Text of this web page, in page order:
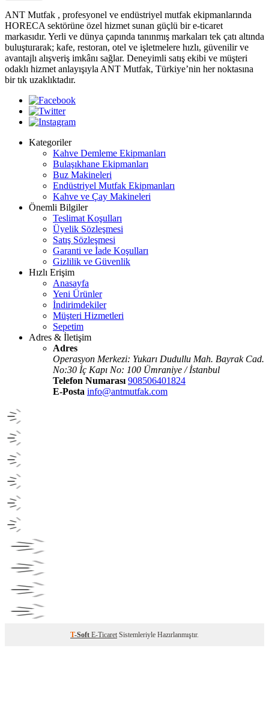
ANT Mutfak , profesyonel ve endüstriyel mutfak ekipmanlarında
HORECA sektörüne özel hizmet sunan güçlü bir e-ticaret
markasıdır. Yerli ve dünya çapında tanınmış markaları tek çatı altında
buluşturarak; kafe, restoran, otel ve işletmelere hızlı, güvenilir ve
avantajlı alışveriş imkânı sağlar. Deneyimli satış ekibi ve müşteri
odaklı hizmet anlayışıyla ANT Mutfak, Türkiye’nin her noktasına
bir tık uzaklıktadır.
Kategoriler
Kahve Demleme Ekipmanları
Bulaşıkhane Ekipmanları
Buz Makineleri
Endüstriyel Mutfak Ekipmanları
Kahve ve Çay Makineleri
Önemli Bilgiler
Teslimat Koşulları
Üyelik Sözleşmesi
Satış Sözleşmesi
Garanti ve İade Koşulları
Gizlilik ve Güvenlik
Hızlı Erişim
Anasayfa
Yeni Ürünler
İndirimdekiler
Müşteri Hizmetleri
Sepetim
Adres & İletişim
Adres
Operasyon Merkezi: Yukarı Dudullu Mah. Bayrak Cad.
No:30 İç Kapı No: 100 Ümraniye / İstanbul
Telefon Numarası 908506401824
E-Posta info@antmutfak.com
T-Soft E-Ticaret Sistemleriyle Hazırlanmıştır.